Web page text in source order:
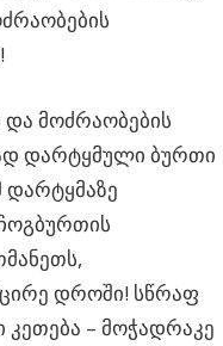
და მოძრაობების
დარტყმული ბურთი
დარტყმაზე
დროში! სწრაფ
კეთება – მოჭადრაკე